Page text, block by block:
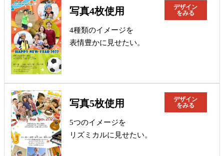
写真4枚使用
デザイン
をみる
4種類のイメージを
表情豊かに見せたい。
写真5枚使用
デザイン
をみる
5つのイメージを
リズミカルに見せたい。